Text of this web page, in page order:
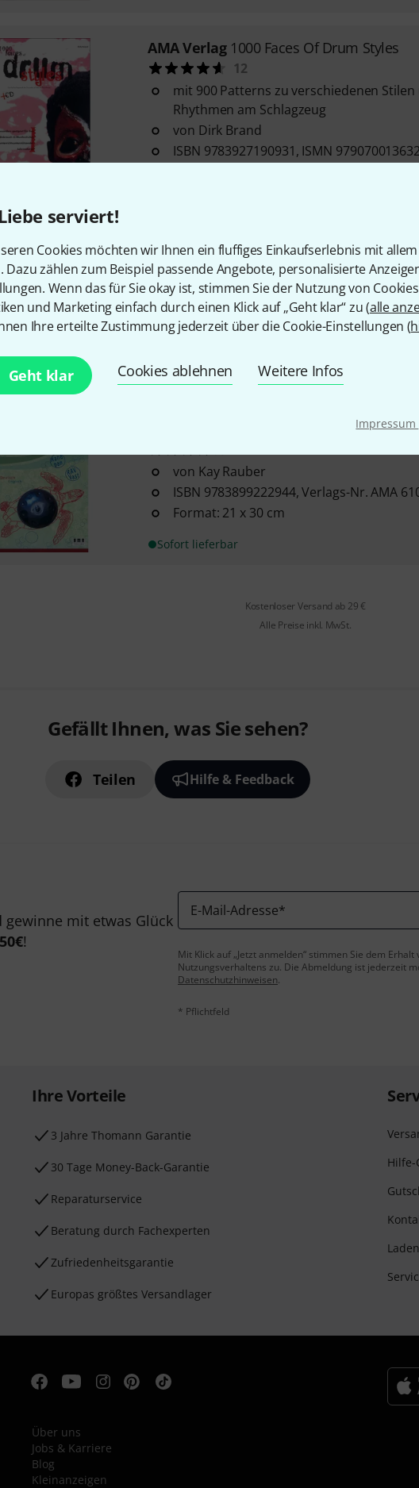
serviert!
Cookies möchten wir Ihnen ein fluffiges Einkaufserlebnis mit
Dazu zählen zum Beispiel passende Angebote, personalisierte
Wenn das für Sie okay ist, stimmen Sie der Nutzung von
und Marketing einfach durch einen Klick auf „Geht klar“ zu (alle
Ihre erteilte Zustimmung jederzeit über die Cookie-Einstellungen (
Geht klar Cookies ablehnen Weitere Infos
Impressum
AMA Verlag 1000 Faces Of Drum Styles
12
mit 900 Patterns zu verschiedenen Stilen
Rhythmen am Schlagzeug
von Dirk Brand
ISBN 9783927190931, ISMN
AMA VerlagIch werde Schlagzeuger
19
für Kinder
von Christian Nowak
ISBN 9783899221343, ISMN
Sofort lieferbar
von Kay Rauber
ISBN 9783899222944, Verlags-Nr. AMA
Format: 21 x 30 cm
Sofort lieferbar
Kostenloser Versand ab 29 €
Alle Preise inkl. MwSt.
Gefällt Ihnen, was Sie sehen?
Teilen Hilfe & Feedback
mit etwas Glück
50€!
E-Mail-Adresse*
Mit Klick auf „Jetzt anmelden“ stimmen Sie dem
Nutzungsverhaltens zu. Die Abmeldung ist jederzeit
Datenschutzhinweisen.
* Pflichtfeld
Ihre Vorteile
3 Jahre Thomann Garantie
30 Tage Money-Back-Garantie
Reparaturservice
Beratung durch Fachexperten
Zufriedenheitsgarantie
Europas größtes Versandlager
Hilfe-
Über uns
Jobs & Karriere
Blog
Kleinanzeigen